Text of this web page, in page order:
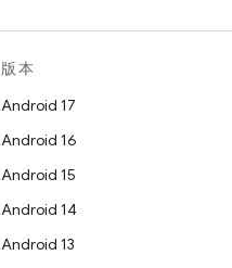
版本
Android 17
Android 16
Android 15
Android 14
Android 13